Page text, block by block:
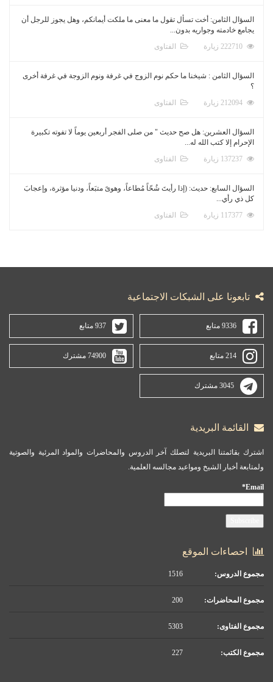
السؤال الثامن: أخت تسأل تقول ما معنى ما ملكت أيمانكم، وهل يجوز للرجل أن
يجامع خادمته وجواريه بدون...
الفتاوى
السؤال الثامن : شيخنا ما حكم نوم الزوج في غرفة ونوم الزوجة في غرفة أخرى
؟
الفتاوى
السؤال العشرين: هل صح حديث " من صلى الفجر أربعين يوماً لا تفوته تكبيرة
الإحرام إلا كتب الله له...
الفتاوى
السؤال السابع: حديث: (إذا رأيتَ شُحّاً مُطاعاً، وهوىً متبَعاً، ودنيا مؤثرة، وإعجابَ
كل ذي رأي...
الفتاوى
تابعونا على الشبكات الاجتماعية
9336 متابع 937 متابع
214 متابع 74900 مشترك
3045 مشترك
القائمة البريدية
اشترك بقائمتنا البريدية لتصلك آخر الدروس والمحاضرات والمواد المرئية والصوتية
ولمتابعة أخبار الشيخ ومواعيد مجالسه العلمية.
Email*
احصاءات الموقع
مجموع الدروس:
مجموع المحاضرات:
مجموع الفتاوى:
مجموع الكتب: